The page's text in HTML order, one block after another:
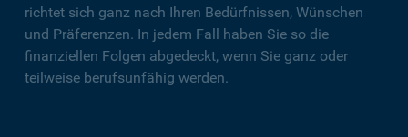
richtet sich ganz nach Ihren Bedürfnissen, Wünschen
und Präferenzen. In jedem Fall haben Sie so die
finanziellen Folgen abgedeckt, wenn Sie ganz oder
teilweise berufsunfähig werden.